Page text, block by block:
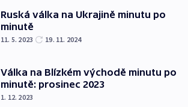
Ruská válka na Ukrajině minutu po
minutě
11. 5. 2023 19. 11. 2024
Válka na Blízkém východě minutu po
minutě: prosinec 2023
1. 12. 2023